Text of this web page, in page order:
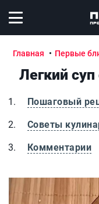
Открыть меню
Главная Первые
Легкий
Пошаговый
Советы
Комментарии
Легкий суп со